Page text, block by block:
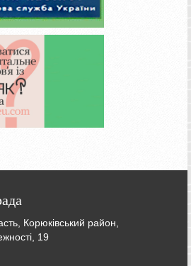
Корюківський район,
19